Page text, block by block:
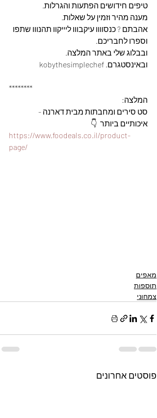
טיפים חידושים הפתעות והגרלות.
מענה מהיר וזמין על שאלות.
אהבתם ? כנסוווו עיקבווו ליייקוו תהנווו שתפו
וספרו לחבריכם.
ובבלוג שלי באתר המלצה.
ובאינסטגרם. kobythesimplechef
********
המלצה:
סט סירים ומחבתות מבית דארנה -
איכותיים ביותר  👇
https://www.foodeals.co.il/product-
page/
מאפים
תוספות
צמחוני
פוסטים אחרונים